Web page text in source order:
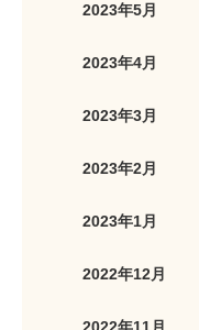
2023年5月
2023年4月
2023年3月
2023年2月
2023年1月
2022年12月